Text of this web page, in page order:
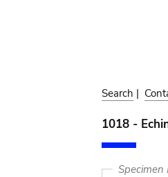
Search |
1018 -
Specimen